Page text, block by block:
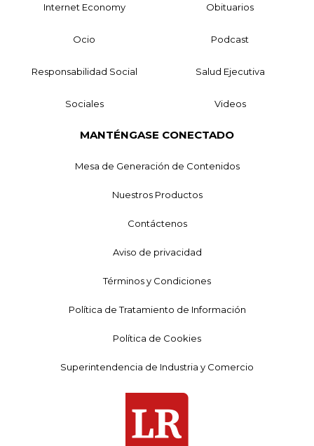
Internet Economy Obituarios
Ocio Podcast
Responsabilidad Social Salud Ejecutiva
Sociales Videos
MANTÉNGASE CONECTADO
Mesa de Generación de Contenidos
Nuestros Productos
Contáctenos
Aviso de privacidad
Términos y Condiciones
Política de Tratamiento de Información
Política de Cookies
Superintendencia de Industria y Comercio